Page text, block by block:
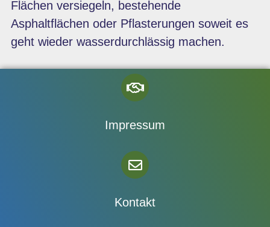
Flächen versiegeln, bestehende
Asphaltflächen oder Pflasterungen soweit es
geht wieder wasserdurchlässig machen.
Impressum
Kontakt